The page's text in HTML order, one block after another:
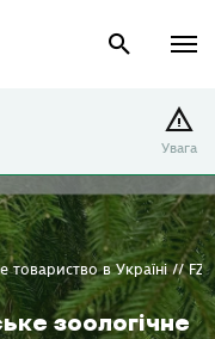
Увага
зоологічне
товариство в Україні //